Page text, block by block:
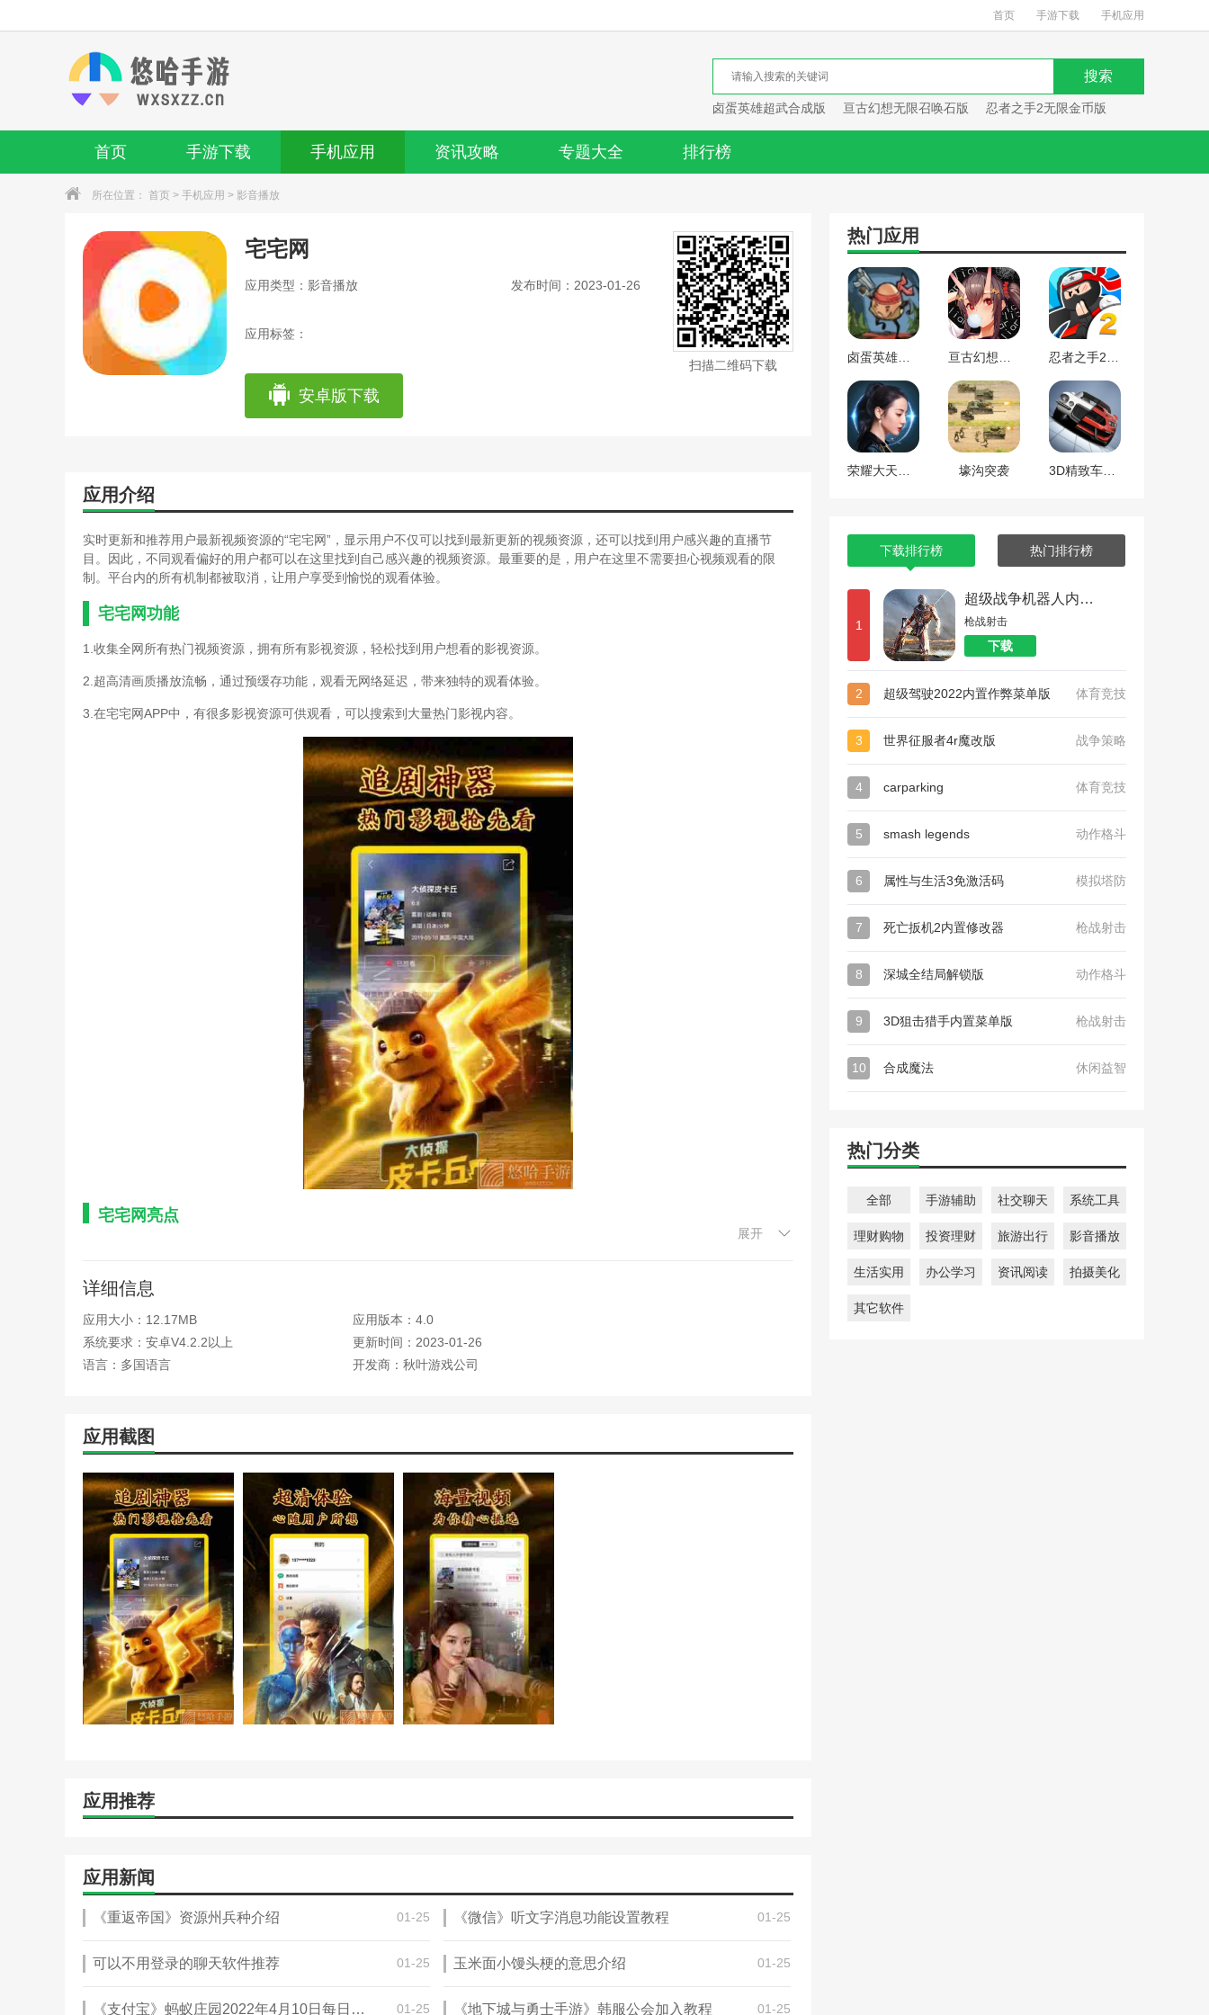
首页 手游下载 手机应用
卤蛋英雄超武合成版 亘古幻想无限召唤石版 忍者之手2无限金币版
首页 手游下载 手机应用 资讯攻略 专题大全 排行榜
所在位置： 首页 > 手机应用 > 影音播放
宅宅网
应用类型：影音播放 发布时间：2023-01-26
应用标签：
安卓版下载
扫描二维码下载
应用介绍
实时更新和推荐用户最新视频资源的“宅宅网”，显示用户不仅可以找到最新更新的视频资源，还可以找到用户感兴趣的直播节
目。因此，不同观看偏好的用户都可以在这里找到自己感兴趣的视频资源。最重要的是，用户在这里不需要担心视频观看的限
制。平台内的所有机制都被取消，让用户享受到愉悦的观看体验。
宅宅网功能
1.收集全网所有热门视频资源，拥有所有影视资源，轻松找到用户想看的影视资源。
2.超高清画质播放流畅，通过预缓存功能，观看无网络延迟，带来独特的观看体验。
3.在宅宅网APP中，有很多影视资源可供观看，可以搜索到大量热门影视内容。
宅宅网亮点
2.新用户注册后可自行上传视频内容，注册成功后可提交文章。
3.可以在宅宅网APP上搜索视频，分享观看喜欢的视频，和朋友一起欣赏电影，非常方便。
宅宅网函数
3.浏览里面的高清影视内容，看到里面有很多免费的影视内容。
宅宅网优势
1.在宅宅网APP上注册后，可以获得免费会员服务，支持离线下载功能，提前挑选电影资源。
2.所有软件资源都是免费的，用户一文不值。删除热门视频应用中的收费项目。
3.通过智能搜索功能，用户不仅可以找到所需的影视资源，还可以为用户提供更多的延伸项目。
4.播放系统采用了根据用户网络状态自适应调整的P2P下载引擎，所以不会感觉到一些播放延迟。
相关建议
“233影院”在线观影软件让用户可以在线观看更多优质影视资源，内容丰富，剧情精彩。他们可以免费在线观看，给你最好的观看
体验。
展开
详细信息
应用大小：12.17MB
应用版本：4.0
系统要求：安卓V4.2.2以上
更新时间：2023-01-26
语言：多国语言
开发商：秋叶游戏公司
应用截图
应用推荐
应用新闻
《重返帝国》资源州兵种介绍 01-25 《微信》听文字消息功能设置教程 01-25
可以不用登录的聊天软件推荐 01-25 玉米面小馒头梗的意思介绍 01-25
《支付宝》蚂蚁庄园2022年4月10日每日一题答案（2） 01-25 《地下城与勇士手游》韩服公会加入教程 01-25
热门应用
壕沟突袭
下载排行榜 热门排行榜
1
超级战争机器人内置菜单版
枪战射击
下载
2 超级驾驶2022内置作弊菜单版 体育竞技
3 世界征服者4r魔改版 战争策略
4 carparking 体育竞技
5 smash legends 动作格斗
6 属性与生活3免激活码 模拟塔防
7 死亡扳机2内置修改器 枪战射击
8 深城全结局解锁版 动作格斗
9 3D狙击猎手内置菜单版 枪战射击
10 合成魔法 休闲益智
热门分类
全部 手游辅助 社交聊天 系统工具
理财购物 投资理财 旅游出行 影音播放
生活实用 办公学习 资讯阅读 拍摄美化
其它软件